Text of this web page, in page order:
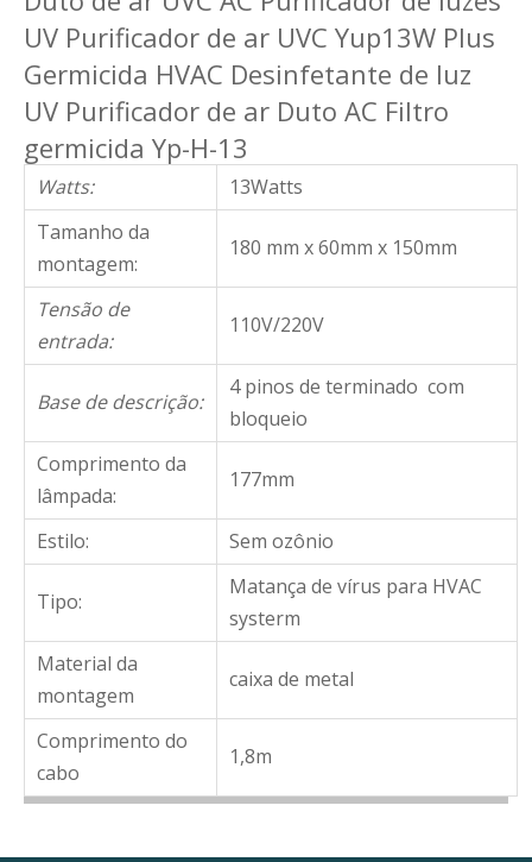
UV Purificador de ar UVC Yup13W Plus
Germicida HVAC Desinfetante de luz
UV Purificador de ar Duto AC Filtro
germicida Yp-H-13
Watts:
13Watts
Tamanho da
montagem:
180 mm x 60mm x 150mm
Tensão de
entrada:
110V/220V
Base de descrição:
4 pinos de terminado com
bloqueio
Comprimento da
lâmpada:
177mm
Estilo: Sem ozônio
Tipo:
Matança de vírus para HVAC
systerm
Material da
montagem
caixa de metal
Comprimento do
cabo
1,8m